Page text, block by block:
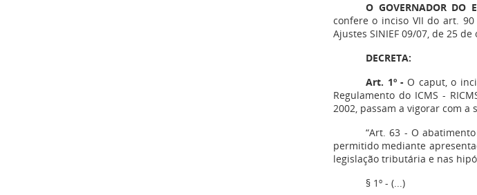
O GOVERNADOR DO
confere o inciso VII do art.
Ajustes SINIEF 09/07, de 25
DECRETA:
Art. 1º - O caput, o
Regulamento do ICMS -
2002, passam a vigorar com a
“Art. 63 - O
permitido mediante
legislação tributária e nas
§ 1º - (...)